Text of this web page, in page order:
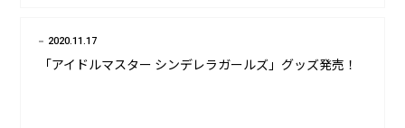
2020.11.17
「アイドルマスター シンデレラガールズ」グッズ発売！